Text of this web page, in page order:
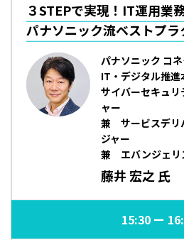
３STEPで実現！IT運用業
パナソニック流ベストプ
パナソニック コ
IT・デジタル推進
サイバーセキュ
ャー
兼 サービスデリ
ジャー
兼 エバンジェリ
藤井 宏之 氏
15:30